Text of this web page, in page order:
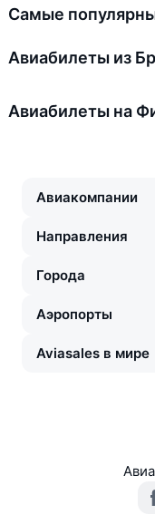
Самые
Авиабилеты из
Авиабилеты на
Авиакомпании
Направления
Города
Аэропорты
Aviasales в мире